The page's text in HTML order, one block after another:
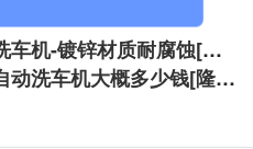
车机-镀锌材质耐腐蚀[隆
动洗车机大概多少钱[隆茂